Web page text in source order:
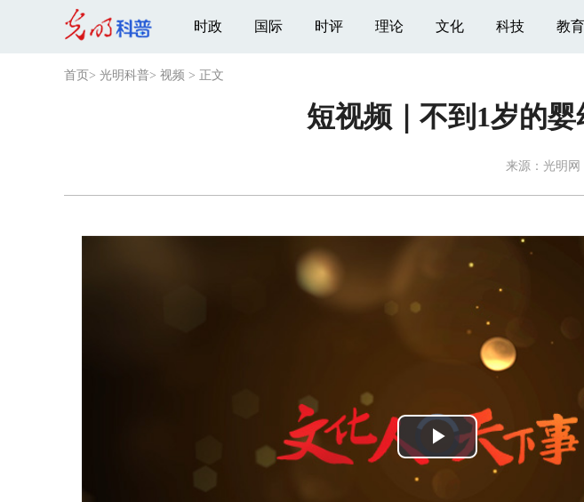
时政 国际 时评 理论 文化 科技 教育
首页 > 光明科普> 视频 > 正文
短视频｜不到1岁的
来源： 光明网
Video
Player
Play